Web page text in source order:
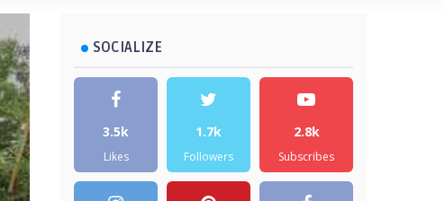
SOCIALIZE
3.5k
Likes
1.7k
Followers
2.8k
Subscribes